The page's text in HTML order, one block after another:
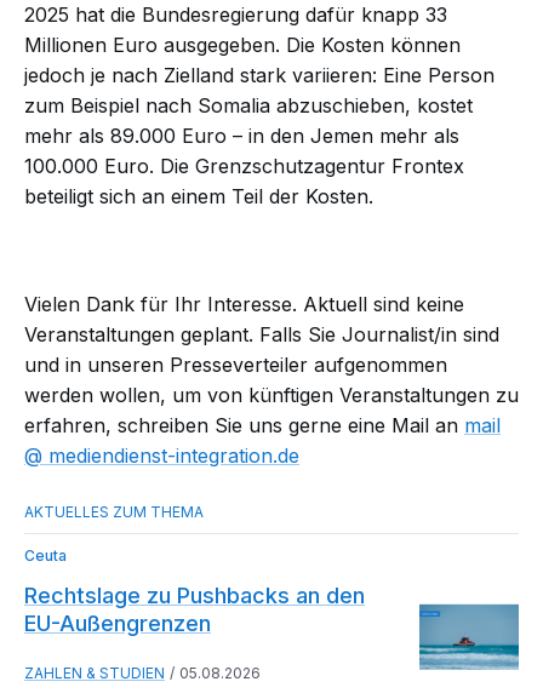
2025 hat die Bundesregierung dafür knapp 33
Millionen Euro ausgegeben. Die Kosten können
jedoch je nach Zielland stark variieren: Eine Person
zum Beispiel nach Somalia abzuschieben, kostet
mehr als 89.000 Euro – in den Jemen mehr als
100.000 Euro. Die Grenzschutzagentur Frontex
beteiligt sich an einem Teil der Kosten.
Vielen Dank für Ihr Interesse. Aktuell sind keine
Veranstaltungen geplant. Falls Sie Journalist/in sind
und in unseren Presseverteiler aufgenommen
werden wollen, um von künftigen Veranstaltungen zu
erfahren, schreiben Sie uns gerne eine Mail an mail​
mediendienst-integration.de
Ceuta
Rechtslage zu Pushbacks an den
EU-Außengrenzen
ZAHLEN & STUDIEN 05.08.2026